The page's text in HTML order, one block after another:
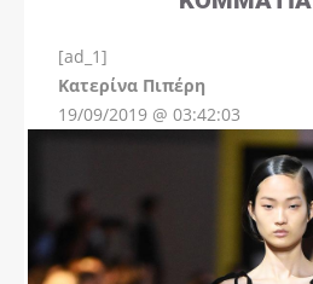
[ad_1]
Kατερίνα Πιπέρη
19/09/2019 @ 03:42:03